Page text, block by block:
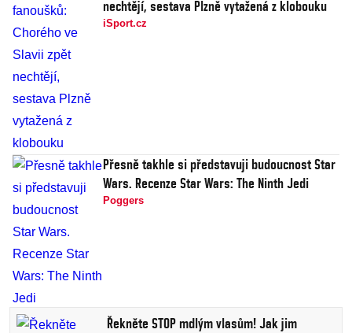
nechtějí, sestava Plzně vytažená z klobouku
iSport.cz
Přesně takhle si představuji budoucnost Star
Wars. Recenze Star Wars: The Ninth Jedi
Poggers
Řekněte STOP mdlým vlasům! Jak jim